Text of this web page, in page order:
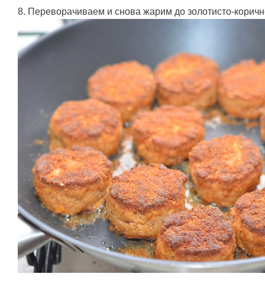
8. Переворачиваем и снова жарим до золотисто-